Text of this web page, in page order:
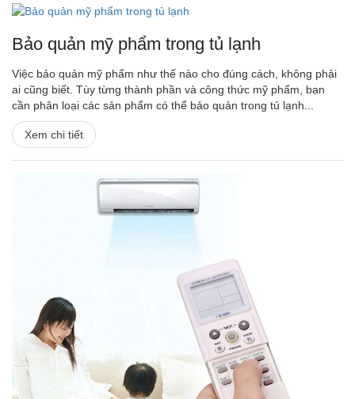
Bảo quản mỹ phẩm trong tủ lạnh
Việc bảo quản mỹ phẩm như thế nào cho đúng cách, không phải
ai cũng biết. Tùy từng thành phần và công thức mỹ phẩm, bạn
cần phân loại các sản phẩm có thể bảo quản trong tủ lạnh...
Xem chi tiết